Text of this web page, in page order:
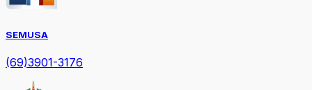
SEMUSA
(69)3901-3176